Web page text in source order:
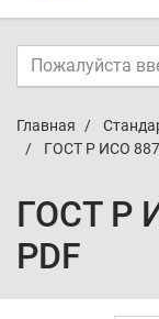
Главная
ГОСТ Р ИСО
ГОСТ Р
PDF